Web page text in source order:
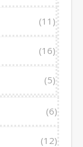
(11)
(16)
(5)
(6)
(12)